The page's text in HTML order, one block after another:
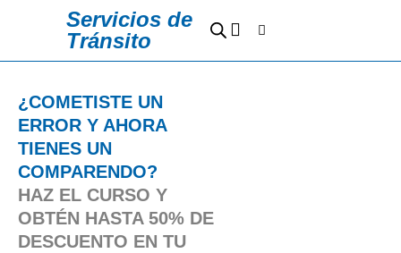
Servicios de
Tránsito
Cart
¿COMETISTE UN
ERROR Y AHORA
TIENES UN
COMPARENDO?
HAZ EL CURSO Y
OBTÉN HASTA 50% DE
DESCUENTO EN TU